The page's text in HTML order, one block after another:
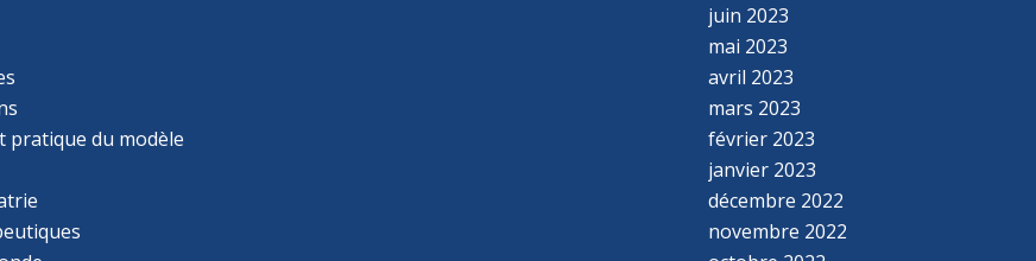
pratique du modèle
juin 2023
mai 2023
avril 2023
mars 2023
février 2023
janvier 2023
décembre 2022
novembre 2022